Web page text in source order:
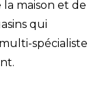
maison et de
qui
spécialiste